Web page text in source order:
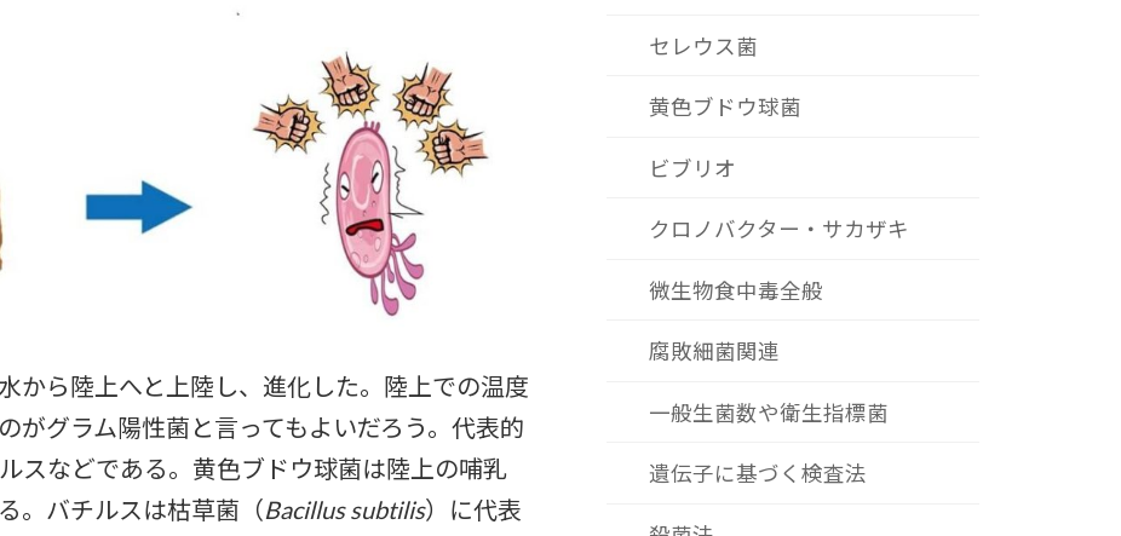
から陸上へと上陸し、進化した。陸上での温度
がグラム陽性菌と言ってもよいだろう。代表的
スなどである。黄色ブドウ球菌は陸上の哺乳
。バチルスは枯草菌（Bacillus subtilis）に代表
セレウス菌
黄色ブドウ球菌
ビブリオ
クロノバクター・サカザキ
微生物食中毒全般
腐敗細菌関連
一般生菌数や衛生指標菌
遺伝子に基づく検査法